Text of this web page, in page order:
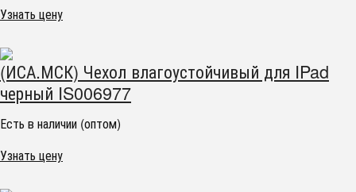
Узнать цену
(ИСА.МСК) Чехол влагоустойчивый для IPad
черный IS006977
Есть в наличии (оптом)
Узнать цену